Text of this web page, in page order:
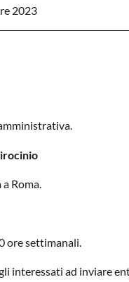
2023
Roma.
ore settimanali.
interessati ad inviare